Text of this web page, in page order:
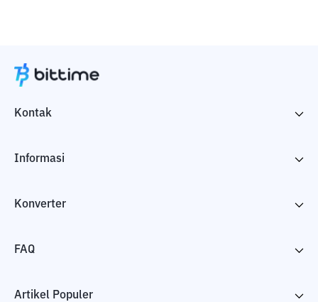
Kontak
Informasi
Konverter
FAQ
Artikel Populer